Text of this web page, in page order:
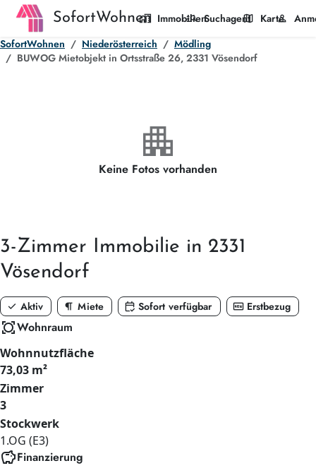
SofortWohnen
home_work Immobilien
manage_search Suchagent
map Karte
person
SofortWohnen
Niederösterreich
Mödling
BUWOG Mietobjekt in Ortsstraße 26, 2331 Vösendorf
apartment
Keine Fotos vorhanden
3-Zimmer Immobilie in 2331
Vösendorf
check Aktiv format_paragraph Miete calendar_check Sofort verfügbar fiber_new Erstbezug
all_outWohnraum
Wohnnutzfläche
73,03 m²
Zimmer
3
Stockwerk
1.OG (E3)
savingsFinanzierung